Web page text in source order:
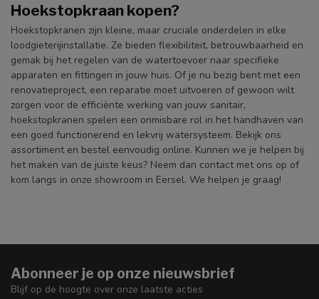
Hoekstopkraan kopen?
Hoekstopkranen zijn kleine, maar cruciale onderdelen in elke
loodgieterijinstallatie. Ze bieden flexibiliteit, betrouwbaarheid en
gemak bij het regelen van de watertoevoer naar specifieke
apparaten en fittingen in jouw huis. Of je nu bezig bent met een
renovatieproject, een reparatie moet uitvoeren of gewoon wilt
zorgen voor de efficiënte werking van jouw sanitair,
hoekstopkranen spelen een onmisbare rol in het handhaven van
een goed functionerend en lekvrij watersysteem. Bekijk ons
assortiment en bestel eenvoudig online. Kunnen we je helpen bij
het maken van de juiste keus? Neem dan contact met ons op of
kom langs in onze showroom in Eersel. We helpen je graag!
Abonneer je op onze nieuwsbrief
Blijf op de hoogte over onze laatste acties